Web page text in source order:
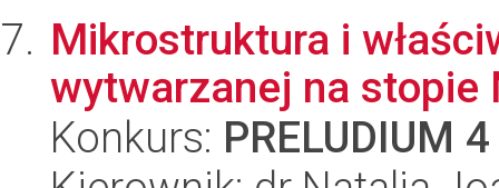
Mikrostruktura i
wytwarzanej na stopie
Konkurs: PRELUDIUM 4